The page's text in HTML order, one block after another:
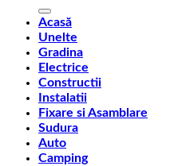
Acasă
Unelte
Gradina
Electrice
Constructii
Instalatii
Fixare si Asamblare
Sudura
Auto
Camping